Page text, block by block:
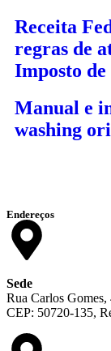
Receita
regras de
Imposto de
Manual e
washing
Endereços
Sede
Rua Carlos Gomes,
CEP: 50720-135,